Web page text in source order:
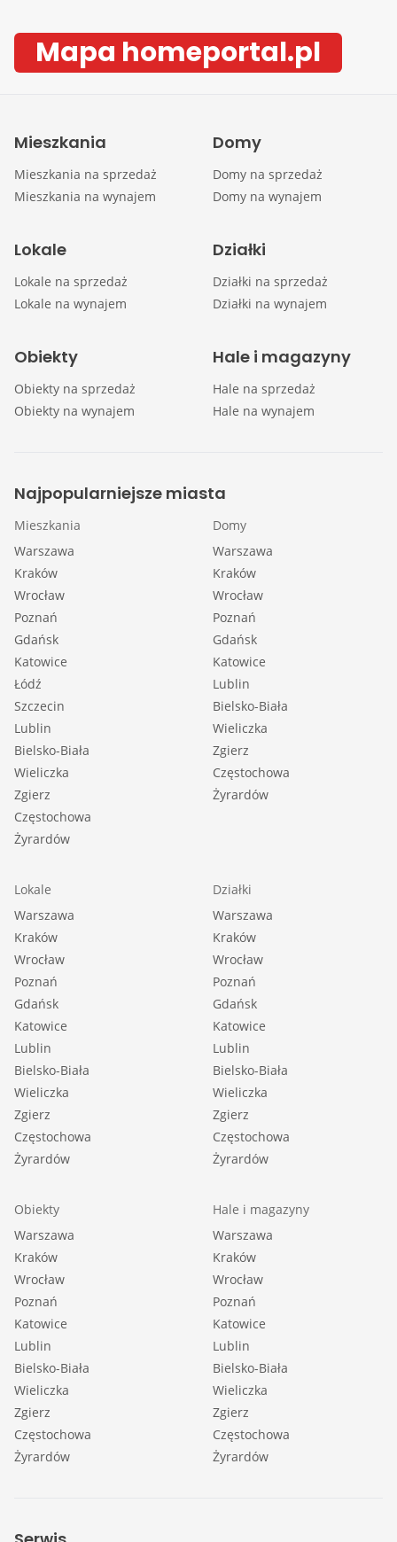
Mapa homeportal.pl
Mieszkania
Mieszkania na sprzedaż
Mieszkania na wynajem
Domy
Domy na sprzedaż
Domy na wynajem
Lokale
Lokale na sprzedaż
Lokale na wynajem
Działki
Działki na sprzedaż
Działki na wynajem
Obiekty
Obiekty na sprzedaż
Obiekty na wynajem
Hale i magazyny
Hale na sprzedaż
Hale na wynajem
Najpopularniejsze miasta
Mieszkania
Warszawa
Kraków
Wrocław
Poznań
Gdańsk
Katowice
Łódź
Szczecin
Lublin
Bielsko-Biała
Wieliczka
Zgierz
Częstochowa
Żyrardów
Domy
Warszawa
Kraków
Wrocław
Poznań
Gdańsk
Katowice
Lublin
Bielsko-Biała
Wieliczka
Zgierz
Częstochowa
Żyrardów
Lokale
Warszawa
Kraków
Wrocław
Poznań
Gdańsk
Katowice
Lublin
Bielsko-Biała
Wieliczka
Zgierz
Częstochowa
Żyrardów
Działki
Warszawa
Kraków
Wrocław
Poznań
Gdańsk
Katowice
Lublin
Bielsko-Biała
Wieliczka
Zgierz
Częstochowa
Żyrardów
Obiekty
Warszawa
Kraków
Wrocław
Poznań
Katowice
Lublin
Bielsko-Biała
Wieliczka
Zgierz
Częstochowa
Żyrardów
Hale i magazyny
Warszawa
Kraków
Wrocław
Poznań
Katowice
Lublin
Bielsko-Biała
Wieliczka
Zgierz
Częstochowa
Żyrardów